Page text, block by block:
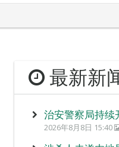
最新新
治安警察局持续
2026年8月8日 15:40